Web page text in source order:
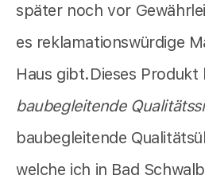
später noch vor
es reklamationswürdige
Haus gibt.Dieses Produkt
baubegleitende
baubegleitende
welche ich in Bad